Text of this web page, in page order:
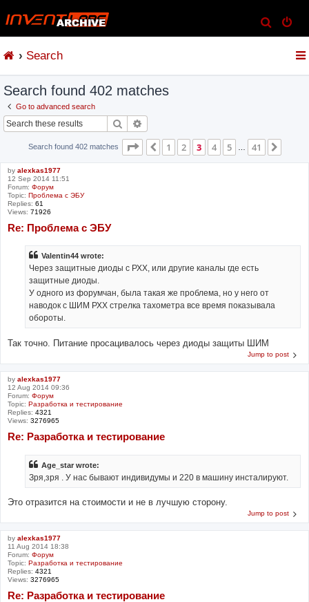
e
Search
Search found 402 matches
Go to advanced search
Search
Search found 402 matches Page of 41
Previous
1 2 3 4 5 41
by alexkas1977
12 Sep 2014 11:51
Forum: Форум
Topic: Проблема с ЭБУ
Replies: 61
Views: 71926
Re: Проблема с ЭБУ
Valentin44 wrote:
Через защитные диоды с РХХ, или другие каналы где есть
защитные диоды.
У одного из форумчан, была такая же проблема, но у него от
наводок с ШИМ РХХ стрелка тахометра все время показывала
обороты.
Так точно. Питание просацивалось через диоды защиты ШИМ
Jump to post
by alexkas1977
12 Aug 2014 09:36
Forum: Форум
Topic: Разработка и тестирование
Replies: 4321
Views: 3276965
Re: Разработка и тестирование
Age_star wrote:
Зря,зря . У нас бывают индивидумы и 220 в машину инсталируют.
Это отразится на стоимости и не в лучшую сторону.
Jump to post
by alexkas1977
11 Aug 2014 18:38
Forum: Форум
Topic: Разработка и тестирование
Replies: 4321
Views: 3276965
Re: Разработка и тестирование